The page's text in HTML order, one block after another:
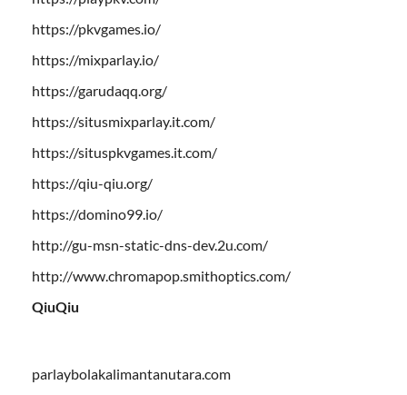
https://pkvgames.io/
https://mixparlay.io/
https://garudaqq.org/
https://situsmixparlay.it.com/
https://situspkvgames.it.com/
https://qiu-qiu.org/
https://domino99.io/
http://gu-msn-static-dns-dev.2u.com/
http://www.chromapop.smithoptics.com/
QiuQiu
parlaybolakalimantanutara.com